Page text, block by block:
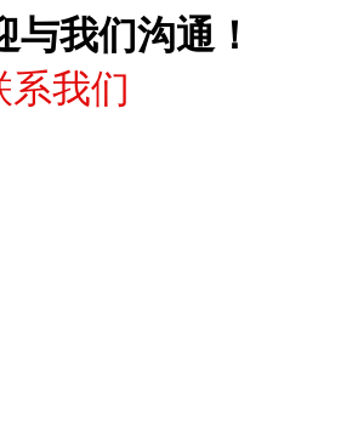
需
要
集
与我们沟通！
系我们